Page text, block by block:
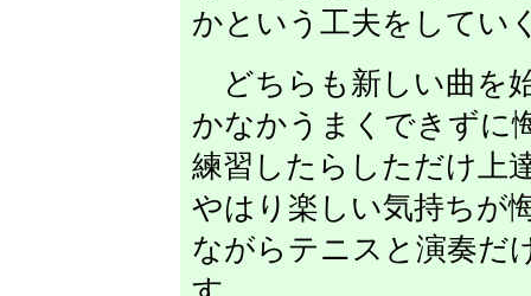
かという工夫をしてい
どちらも新しい曲を
かなかうまくできずに
練習したらしただけ上
やはり楽しい気持ちが
ながらテニスと演奏だ